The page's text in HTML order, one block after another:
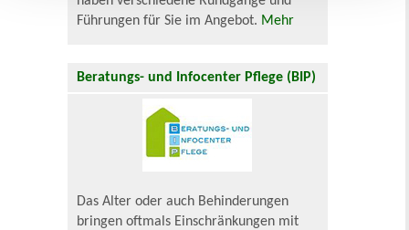
Führungen für Sie im Angebot. Mehr
Beratungs- und Infocenter Pflege (BIP)
Das Alter oder auch Behinderungen
bringen oftmals Einschränkungen mit